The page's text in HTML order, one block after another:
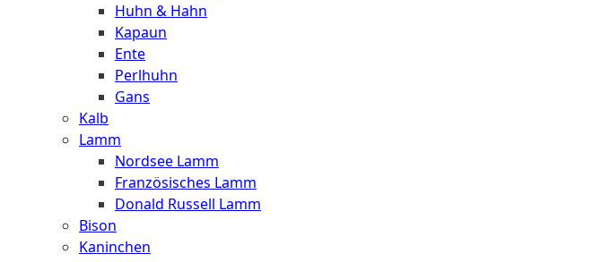
Huhn & Hahn
Kapaun
Ente
Perlhuhn
Gans
Kalb
Lamm
Nordsee Lamm
Französisches Lamm
Donald Russell Lamm
Bison
Kaninchen